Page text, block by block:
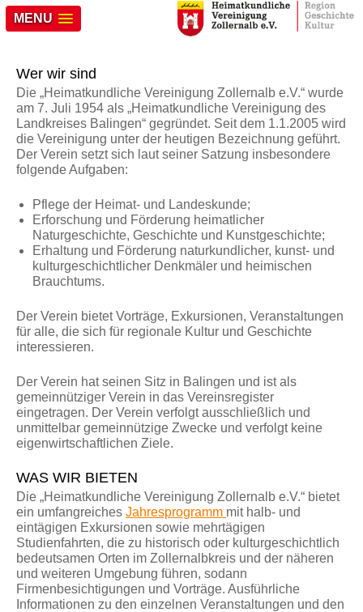
MENU
Wer wir sind
Die „Heimatkundliche Vereinigung Zollernalb e.V.“ wurde
am 7. Juli 1954 als „Heimatkundliche Vereinigung des
Landkreises Balingen“ gegründet. Seit dem 1.1.2005 wird
die Vereinigung unter der heutigen Bezeichnung geführt.
Der Verein setzt sich laut seiner Satzung insbesondere
folgende Aufgaben:
Pflege der Heimat- und Landeskunde;
Erforschung und Förderung heimatlicher
Naturgeschichte, Geschichte und Kunstgeschichte;
Erhaltung und Förderung naturkundlicher, kunst- und
kulturgeschichtlicher Denkmäler und heimischen
Brauchtums.
Der Verein bietet Vorträge, Exkursionen, Veranstaltungen
für alle, die sich für regionale Kultur und Geschichte
interessieren.
Der Verein hat seinen Sitz in Balingen und ist als
gemeinnütziger Verein in das Vereinsregister
eingetragen. Der Verein verfolgt ausschließlich und
unmittelbar gemeinnützige Zwecke und verfolgt keine
eigenwirtschaftlichen Ziele.
WAS WIR BIETEN
Die „Heimatkundliche Vereinigung Zollernalb e.V.“ bietet
ein umfangreiches Jahresprogramm mit halb- und
eintägigen Exkursionen sowie mehrtägigen
Studienfahrten, die zu historisch oder kulturgeschichtlich
bedeutsamen Orten im Zollernalbkreis und der näheren
und weiteren Umgebung führen, sodann
Firmenbesichtigungen und Vorträge. Ausführliche
Informationen zu den einzelnen Veranstaltungen und den